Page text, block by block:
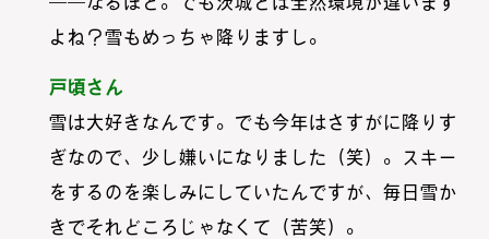
よね？雪もめっちゃ降りますし。
戸頃さん
雪は大好きなんです。でも今年はさすがに降りす
ぎなので、少し嫌いになりました（笑）。スキー
をするのを楽しみにしていたんですが、毎日雪か
きでそれどころじゃなくて（苦笑）。